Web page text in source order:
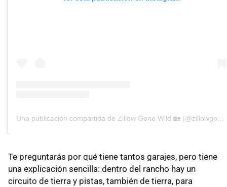
Una publicación compartida de Zillow Gone Wild 🏡 (@zillowgonewild)
Te preguntarás por qué tiene tantos garajes, pero tiene
una explicación sencilla: dentro del rancho hay un
circuito de tierra y pistas, también de tierra, para